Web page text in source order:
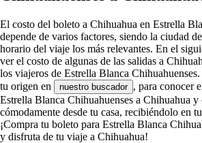
El costo del boleto a Chihuahua en Estrella
depende de varios factores, siendo la ciudad
horario del viaje los más relevantes. En el
ver el costo de algunas de las salidas a
los viajeros de Estrella Blanca
tu origen en
nuestro buscador , para conocer
Estrella Blanca Chihuahuenses a Chihuahua
cómodamente desde tu casa, recibiéndolo en
¡Compra tu boleto para Estrella Blanca
y disfruta de tu viaje a Chihuahua!